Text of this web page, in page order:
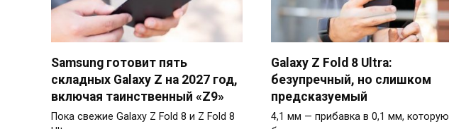
Samsung готовит пять
складных Galaxy Z на 2027 год,
включая таинственный «Z9»
Пока свежие Galaxy Z Fold 8 и Z Fold 8
Galaxy Z Fold 8 Ultra:
безупречный, но слишком
предсказуемый
4,1 мм — прибавка в 0,1 мм, которую